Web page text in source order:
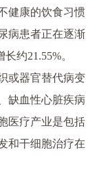
健康的饮食习惯
病患者正在逐渐
约21.55%。
或器官替代病变
缺血性心脏疾病
医疗产业是包括
和干细胞治疗在